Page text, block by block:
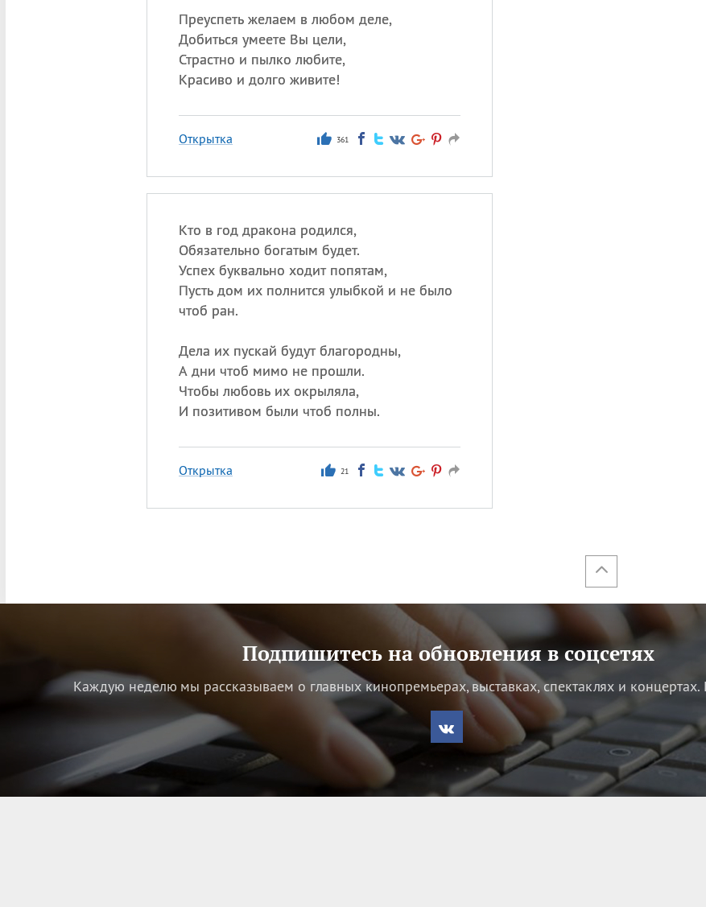
Преуспеть желаем в любом деле,
Добиться умеете Вы цели,
Страстно и пылко любите,
Красиво и долго живите!
Открытка 361
Кто в год дракона родился,
Обязательно богатым будет.
Успех буквально ходит попятам,
Пусть дом их полнится улыбкой и не было
чтоб ран.
Дела их пускай будут благородны,
А дни чтоб мимо не прошли.
Чтобы любовь их окрыляла,
И позитивом были чтоб полны.
Открытка 21
Подпишитесь на обновления в соцсетях
Каждую неделю мы рассказываем о главных кинопремьерах, выставках, спектаклях и концертах.